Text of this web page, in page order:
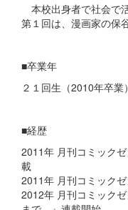
本校出身者で社会で
第１回は、漫画家の保
■卒業年
２１回生（2010年卒業）
■経歴
2011年 月刊コミック
載
2011年 月刊コミック
2012年 月刊コミック